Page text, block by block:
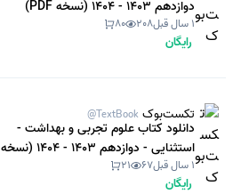
دوازدهم 1403 - 1404 (نسخه PDF)
1 سال قبل 208
80
رایگان
تکست‌بوک @TextBook
دانلود کتاب علوم تجربی و بهداشت -
استثنایی - دوازدهم 1403 - 1404 (نسخه
PDF)1 سال قبل 67
21
رایگان